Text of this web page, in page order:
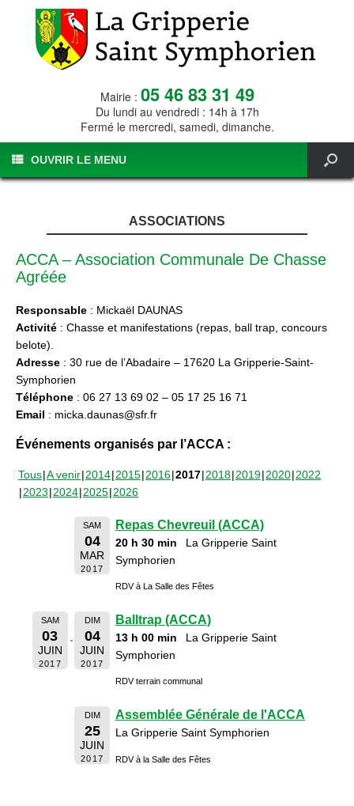
Mairie : 05 46 83 31 49
Du lundi au vendredi : 14h à 17h
Fermé le mercredi, samedi, dimanche.
OUVRIR LE MENU
ASSOCIATIONS
ACCA – Association Communale De Chasse
Agréée
Responsable : Mickaël DAUNAS
Activité : Chasse et manifestations (repas, ball trap, concours
belote).
Adresse : 30 rue de l’Abadaire – 17620 La Gripperie-Saint-
Symphorien
Téléphone : 06 27 13 69 02 – 05 17 25 16 71
Email : micka.daunas@sfr.fr
Événements organisés par l’ACCA :
Tous A venir 2014 2015 2016 2017 2018 2019 2020 2022
2023 2024 2025 2026
SAM
04
MAR
2017
Repas Chevreuil (ACCA)
20 h 30 min
La Gripperie Saint
Symphorien
RDV à La Salle des Fêtes
SAM
03
JUIN
2017
DIM
04
JUIN
2017
Balltrap (ACCA)
13 h 00 min
La Gripperie Saint
Symphorien
RDV terrain communal
DIM
25
JUIN
2017
Assemblée Générale de l'ACCA
La Gripperie Saint Symphorien
RDV à la Salle des Fêtes